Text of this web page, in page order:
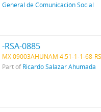
General de Comunicación Social
-RSA-0885
MX 09003AHUNAM 4.51-1-1-68-
Part ofRicardo Salazar Ahumada